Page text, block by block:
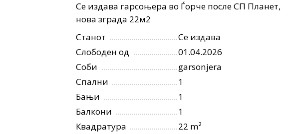
Се издава гарсоњера во Ѓорче после СП Планет,
нова зграда 22м2
Станот
Се издава
Слободен од
01.04.2026
Соби
garsonjera
Спални
1
Бањи
1
Балкони
1
Квадратура
22 m²